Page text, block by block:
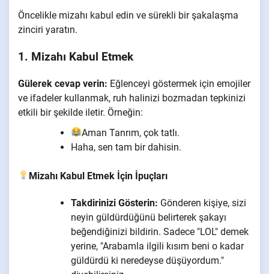
Öncelikle mizahı kabul edin ve sürekli bir şakalaşma
zinciri yaratın.
1. Mizahı Kabul Etmek
Gülerek cevap verin: Eğlenceyi göstermek için emojiler
ve ifadeler kullanmak, ruh halinizi bozmadan tepkinizi
etkili bir şekilde iletir. Örneğin:
Aman Tanrım, çok tatlı.
Haha, sen tam bir dahisin.
Mizahı Kabul Etmek İçin İpuçları
Takdirinizi Gösterin: Gönderen kişiye, sizi
neyin güldürdüğünü belirterek şakayı
beğendiğinizi bildirin. Sadece "LOL" demek
yerine, "Arabamla ilgili kısım beni o kadar
güldürdü ki neredeyse düşüyordum."